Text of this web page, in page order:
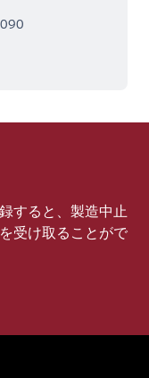
すると、製造中止
受け取ることがで